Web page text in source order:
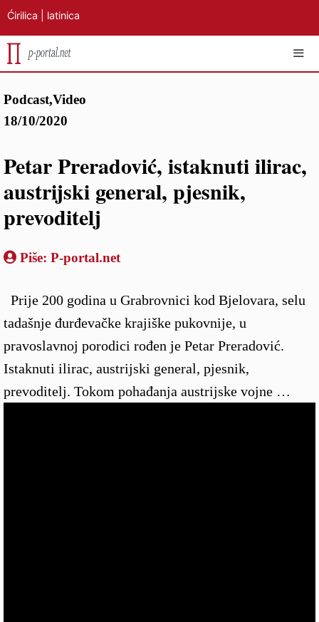
na
sadržaj
Ćirilica latinica
Podcast,Video
18/10/2020
Petar Preradović, istaknuti ilirac,
austrijski general, pjesnik,
prevoditelj
Piše: P-portal.net
Prije 200 godina u Grabrovnici kod Bjelovara, selu
tadašnje đurđevačke krajiške pukovnije, u
pravoslavnoj porodici rođen je Petar Preradović.
Istaknuti ilirac, austrijski general, pjesnik,
prevoditelj. Tokom pohađanja austrijske vojne …